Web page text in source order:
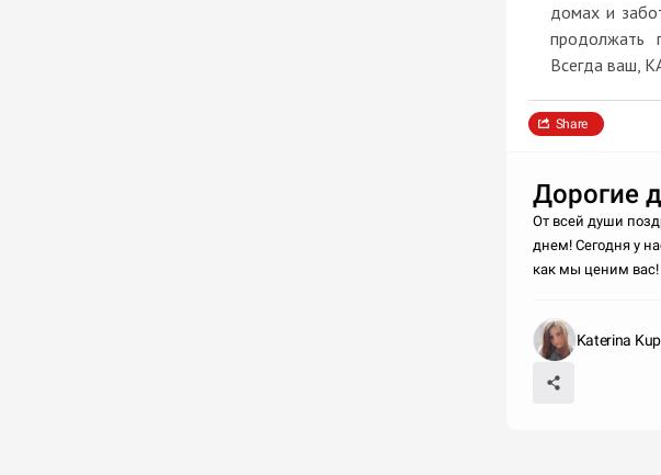
домах и
продолжать
Всегда ваш,
Share
Дорогие
От всей души
днем! Сегодня у
как мы ценим
Katerina